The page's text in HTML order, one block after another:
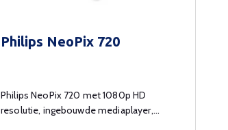
Philips NeoPix 720
Philips NeoPix 720 met 1080p HD
resolutie, ingebouwde mediaplayer,